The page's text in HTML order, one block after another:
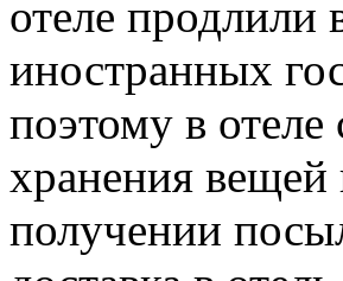
отеле продлили
иностранных
поэтому в отеле
хранения
получении